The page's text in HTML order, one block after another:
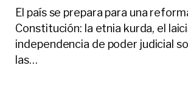
El país se prepara para una
Constitución: la etnia kurda, el
independencia de poder judicial
las…